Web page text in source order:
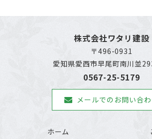
株式会社ワタリ建設
〒496-0931
愛知県愛西市早尾町南川並
0567-25-5179
メールでのお問い合
ホーム